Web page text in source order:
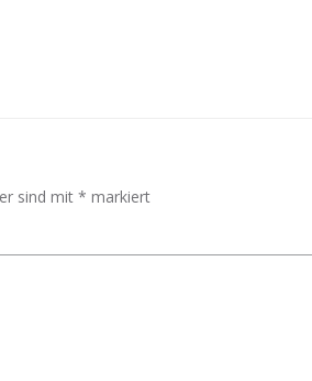
sind mit * markiert